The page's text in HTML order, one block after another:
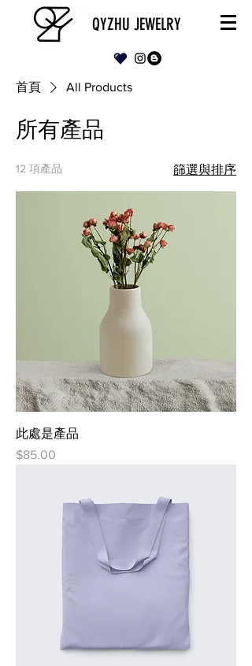
QYZHU JEWELRY
首頁 All Products
所有產品
12 項產品 篩選與排序
此處是產品
價格
$85.00